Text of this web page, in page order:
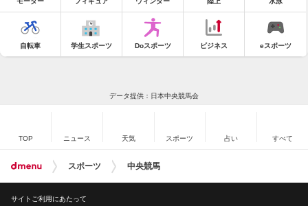
自転車 学生スポーツ Doスポーツ ビジネス eスポーツ
データ提供：日本中央競馬会
TOP ニュース 天気 スポーツ 占い すべて
スポーツ 中央競馬
サイトご利用にあたって